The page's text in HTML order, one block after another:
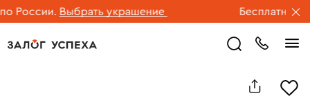
России. Выбрать украшение Бесплатная